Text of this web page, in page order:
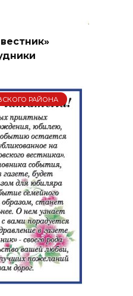
РАЙОНА